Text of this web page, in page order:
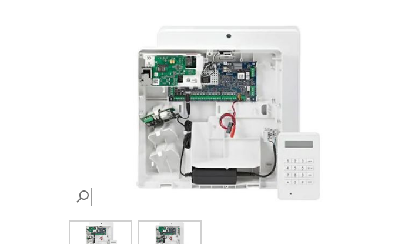
SEARCH